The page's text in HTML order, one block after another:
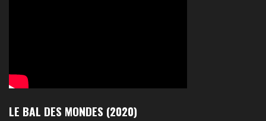
LE BAL DES MONDES (2020)